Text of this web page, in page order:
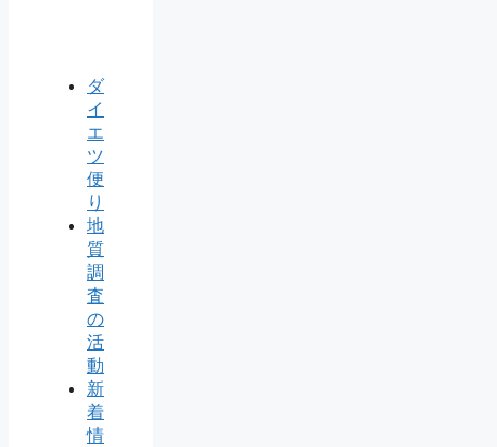
ダ
イ
エ
ツ
便
り
地
質
調
査
の
活
動
新
着
情